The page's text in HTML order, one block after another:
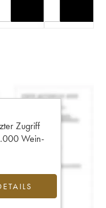
Zugriff
Wein-